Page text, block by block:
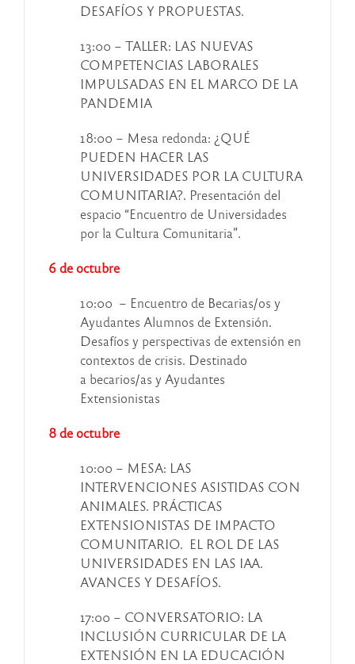
DESAFÍOS Y PROPUESTAS.
13:00 – TALLER: LAS NUEVAS
COMPETENCIAS LABORALES
IMPULSADAS EN EL MARCO DE LA
PANDEMIA
18:00 – Mesa redonda: ¿QUÉ
PUEDEN HACER LAS
UNIVERSIDADES POR LA CULTURA
COMUNITARIA?. Presentación del
espacio “Encuentro de Universidades
por la Cultura Comunitaria”.
6 de octubre
10:00 – Encuentro de Becarias/os y
Ayudantes Alumnos de Extensión.
Desafíos y perspectivas de extensión en
contextos de crisis. Destinado
a becarios/as y Ayudantes
Extensionistas
8 de octubre
10:00 – MESA: LAS
INTERVENCIONES ASISTIDAS CON
ANIMALES. PRÁCTICAS
EXTENSIONISTAS DE IMPACTO
COMUNITARIO. EL ROL DE LAS
UNIVERSIDADES EN LAS IAA.
AVANCES Y DESAFÍOS.
17:00 – CONVERSATORIO: LA
INCLUSIÓN CURRICULAR DE LA
EXTENSIÓN EN LA EDUCACIÓN